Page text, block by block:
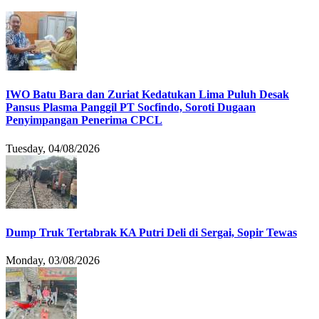
IWO Batu Bara dan Zuriat Kedatukan Lima Puluh Desak
Pansus Plasma Panggil PT Socfindo, Soroti Dugaan
Penyimpangan Penerima CPCL
Tuesday, 04/08/2026
Dump Truk Tertabrak KA Putri Deli di Sergai, Sopir Tewas
Monday, 03/08/2026